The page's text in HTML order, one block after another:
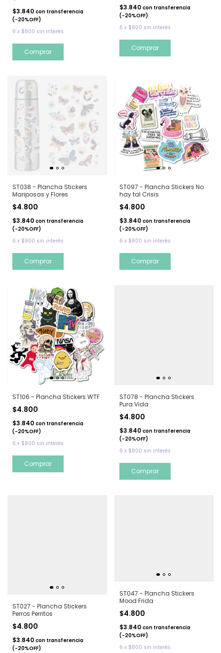
$3.840 con transferencia
(-20%OFF)
6 x $800 sin interés
$3.840 con transferencia
(-20%OFF)
6 x $800 sin interés
ST038 - Plancha Stickers
Mariposas y Flores
$4.800
$3.840 con transferencia
(-20%OFF)
6 x $800 sin interés
ST097 - Plancha Stickers No
hay tal Crisis
$4.800
$3.840 con transferencia
(-20%OFF)
6 x $800 sin interés
ST106 - Plancha Stickers WTF
$4.800
$3.840 con transferencia
(-20%OFF)
6 x $800 sin interés
ST078 - Plancha Stickers
Pura Vida
$4.800
$3.840 con transferencia
(-20%OFF)
6 x $800 sin interés
ST027 - Plancha Stickers
Perros Perritos
$4.800
$3.840 con transferencia
(-20%OFF)
ST047 - Plancha Stickers
Mood Frida
$4.800
$3.840 con transferencia
(-20%OFF)
6 x $800 sin interés